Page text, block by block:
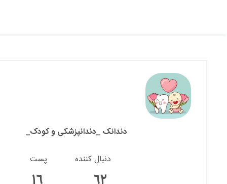
دندانک _دندانپزشکی و کودک_
دنبال کننده پست